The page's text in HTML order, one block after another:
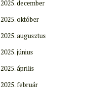
2025. december
2025. október
2025. augusztus
2025. június
2025. április
2025. február